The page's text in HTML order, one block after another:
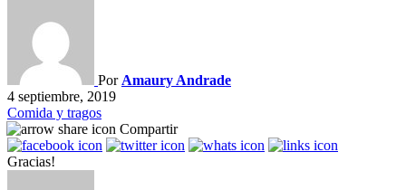
Por Amaury Andrade
4 septiembre, 2019
Comida y tragos
Compartir
Gracias!